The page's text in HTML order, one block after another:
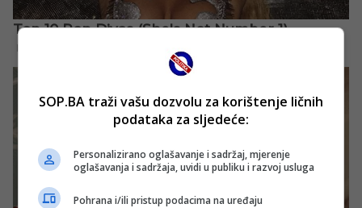
SOP.BA traži vašu dozvolu za korištenje ličnih
podataka za sljedeće:
Personalizirano oglašavanje i sadržaj, mjerenje
oglašavanja i sadržaja, uvidi u publiku i razvoj usluga
Pohrana i/ili pristup podacima na uređaju